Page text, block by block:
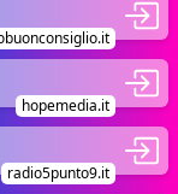
hopemedia.it
radio5punto9.it